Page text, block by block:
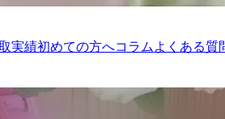
実績初めての方へコラム よくある質